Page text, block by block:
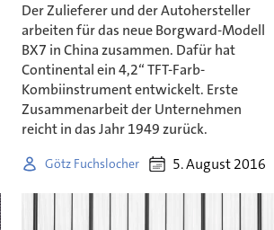
Der Zulieferer und der Autohersteller
arbeiten für das neue Borgward-Modell
BX7 in China zusammen. Dafür hat
Continental ein 4,2“ TFT-Farb-
Kombiinstrument entwickelt. Erste
Zusammenarbeit der Unternehmen
reicht in das Jahr 1949 zurück.
Götz Fuchslocher 5. August 2016